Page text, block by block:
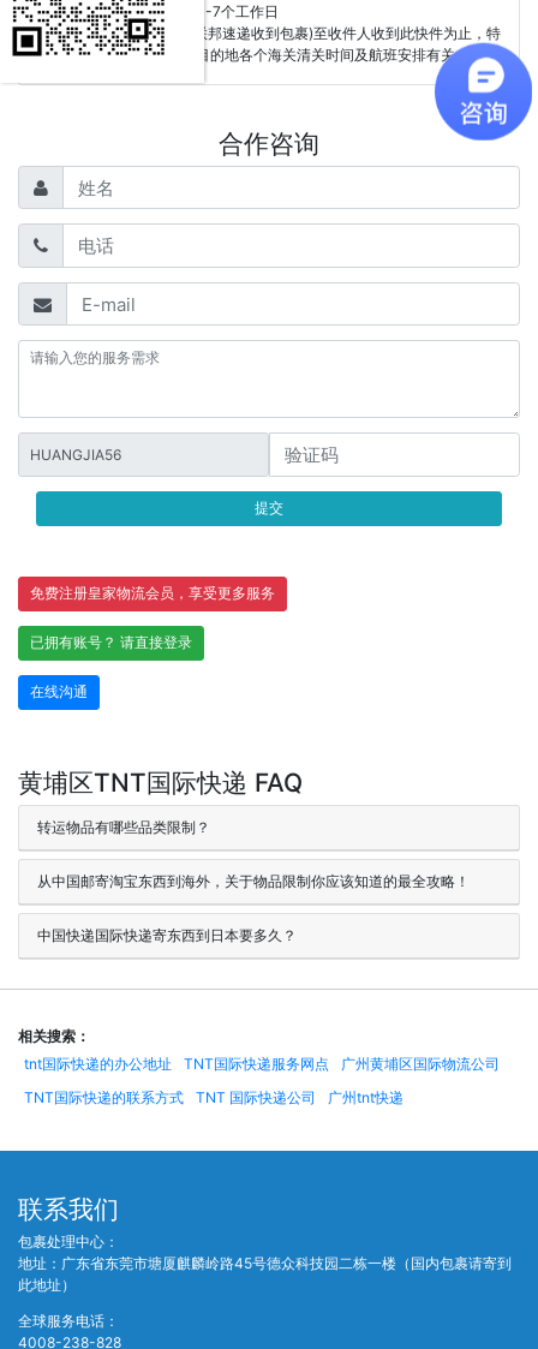
经济速递服务：参考时间3-7个工作日
-此时效为包裹上网(香港联邦速递收到包裹)至收件人收到此快件为止，特
殊情况除外！派送时效跟目的地各个海关清关时间及航班安排有关。
合作咨询
HUANGJIA56
提交
免费注册皇家物流会员，享受更多服务
已拥有账号？ 请直接登录
在线沟通
黄埔区TNT国际快递 FAQ
转运物品有哪些品类限制？
从中国邮寄淘宝东西到海外，关于物品限制你应该知道的最全攻略！
中国快递国际快递寄东西到日本要多久？
相关搜索：
tnt国际快递的办公地址
TNT国际快递服务网点
广州黄埔区国际物流公司
TNT国际快递的联系方式
TNT 国际快递公司 广州tnt快递
联系我们
包裹处理中心：
地址：广东省东莞市塘厦麒麟岭路45号德众科技园二栋一楼（国内包裹请寄到
此地址）
全球服务电话：
4008-238-828